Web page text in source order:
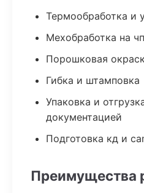
Термообработка и
Мехобработка на
Порошковая
Гибка и штамповка
Упаковка и
документацией
Подготовка кд и
Преимущества